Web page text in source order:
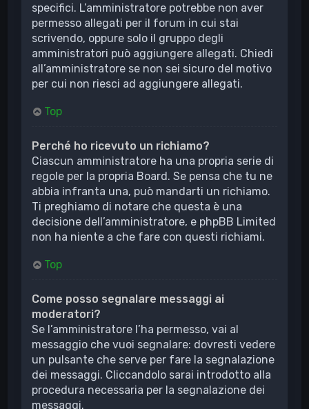
specifici. L’amministratore potrebbe non aver
permesso allegati per il forum in cui stai
scrivendo, oppure solo il gruppo degli
amministratori può aggiungere allegati. Chiedi
all’amministratore se non sei sicuro del motivo
per cui non riesci ad aggiungere allegati.
Top
Perché ho ricevuto un richiamo?
Ciascun amministratore ha una propria serie di
regole per la propria Board. Se pensa che tu ne
abbia infranta una, può mandarti un richiamo.
Ti preghiamo di notare che questa è una
decisione dell’amministratore, e phpBB Limited
non ha niente a che fare con questi richiami.
Top
Come posso segnalare messaggi ai
moderatori?
Se l’amministratore l’ha permesso, vai al
messaggio che vuoi segnalare: dovresti vedere
un pulsante che serve per fare la segnalazione
dei messaggi. Cliccandolo sarai introdotto alla
procedura necessaria per la segnalazione dei
messaggi.